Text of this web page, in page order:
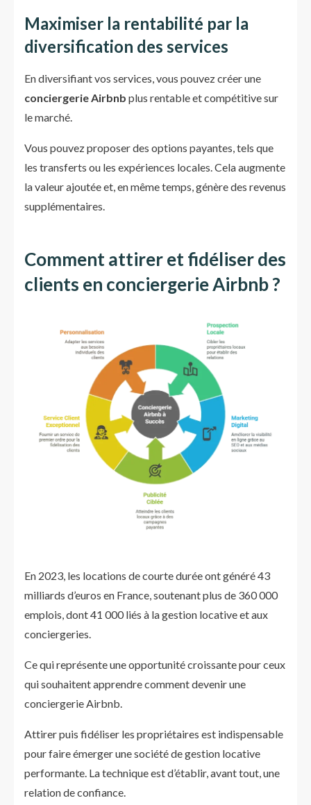
Maximiser la rentabilité par la
diversification des services
En diversifiant vos services, vous pouvez créer une
conciergerie Airbnb plus rentable et compétitive sur
le marché.
Vous pouvez proposer des options payantes, tels que
les transferts ou les expériences locales. Cela augmente
la valeur ajoutée et, en même temps, génère des revenus
supplémentaires.
Comment attirer et fidéliser des
clients en conciergerie Airbnb ?
En 2023, les locations de courte durée ont généré 43
milliards d’euros en France, soutenant plus de 360 000
emplois, dont 41 000 liés à la gestion locative et aux
conciergeries.
Ce qui représente une opportunité croissante pour ceux
qui souhaitent apprendre comment devenir une
conciergerie Airbnb.
Attirer puis fidéliser les propriétaires est indispensable
pour faire émerger une société de gestion locative
performante. La technique est d’établir, avant tout, une
relation de confiance.